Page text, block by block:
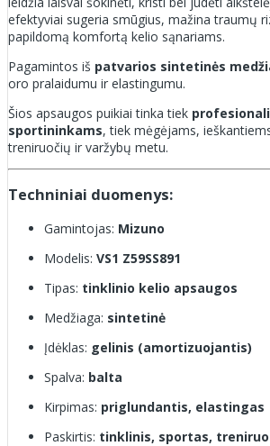
efektyviai sugeria smūgius, mažina traumų
papildomą komfortą kelio sąnariams.
Pagamintos iš patvarios sintetinės
oro pralaidumu ir elastingumu.
Šios apsaugos puikiai tinka tiek
sportininkams, tiek mėgėjams,
treniruočių ir varžybų metu.
Techniniai duomenys:
Gamintojas: Mizuno
Modelis: VS1 Z59SS891
Tipas: tinklinio kelio apsaugos
Medžiaga: sintetinė
Įdėklas: gelinis (amortizuojantis)
Spalva: balta
Kirpimas: priglundantis, elastingas
Paskirtis: tinklinis, sportas,